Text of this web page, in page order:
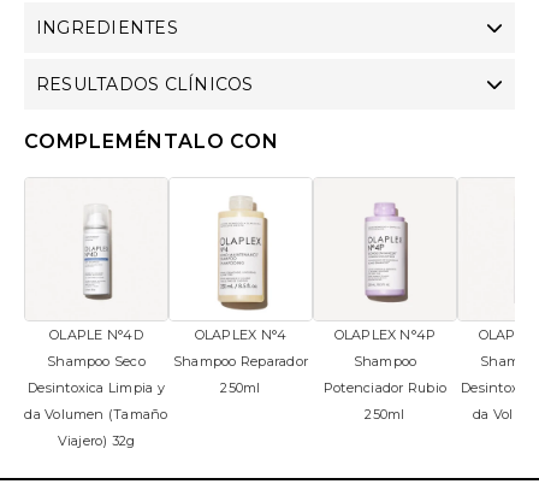
INGREDIENTES
RESULTADOS CLÍNICOS
COMPLEMÉNTALO CON
OLAPLE N°4D
Shampoo Seco
Desintoxica Limpia y
da Volumen (Tamaño
Viajero) 32g
OLAPLEX N°4
Shampoo Reparador
250ml
OLAPLEX N°4P
Shampoo
Potenciador Rubio
250ml
da